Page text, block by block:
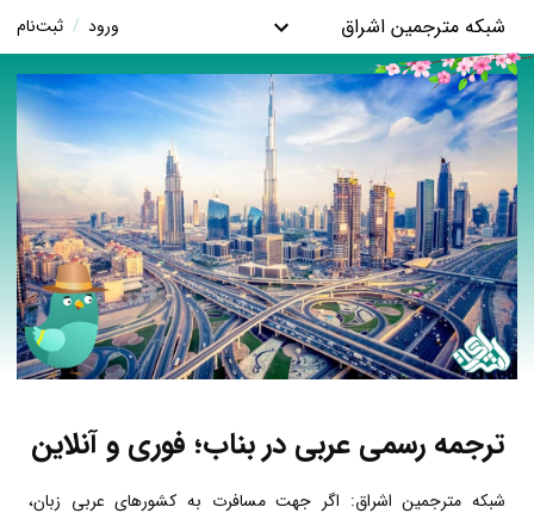
شبکه مترجمین اشراق ورود / ثبت‌نام
ترجمه رسمی عربی در بناب؛ فوری و آنلاین
شبکه مترجمین اشراق: اگر جهت مسافرت به کشورهای عربی زبان،